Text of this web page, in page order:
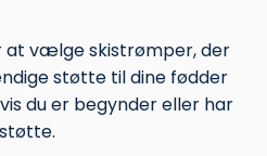
at vælge skistrømper, der
støtte til dine fødder
du er begynder eller har